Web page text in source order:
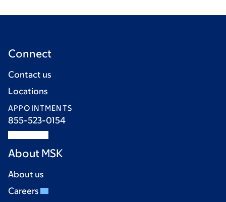
Connect
Contact us
Locations
APPOINTMENTS
855-523-0154
About MSK
About us
Careers